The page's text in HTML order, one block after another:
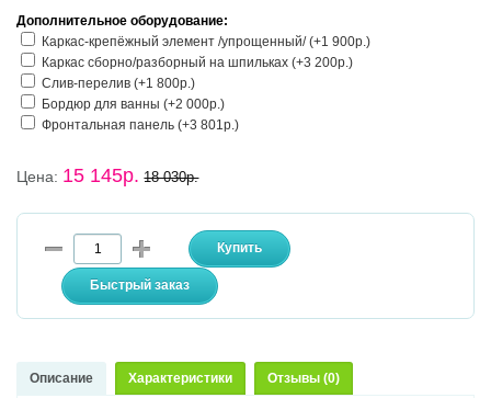
Дополнительное оборудование:
Каркас-крепёжный элемент /упрощенный/ (+1 900р.)
Каркас сборно/разборный на шпильках (+3 200р.)
Слив-перелив (+1 800р.)
Бордюр для ванны (+2 000р.)
Фронтальная панель (+3 801р.)
Цена: 15 145р. 18 030р.
Описание Характеристики Отзывы (0)